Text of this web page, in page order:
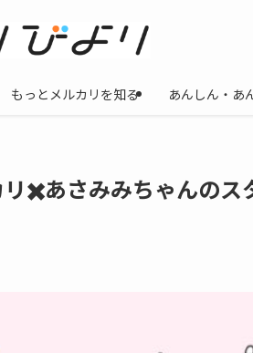
もっとメルカリを知る あんしん・あ
✖️あさみみちゃんの